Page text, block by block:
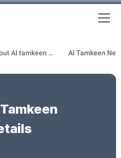
About Al tamkeen newsletter